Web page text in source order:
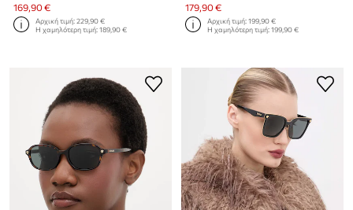
169,90 €
Αρχική τιμή:229,90 €
Η χαμηλότερη τιμή:189,90 €
179,90 €
Αρχική τιμή:199,90 €
Η χαμηλότερη τιμή:199,90 €